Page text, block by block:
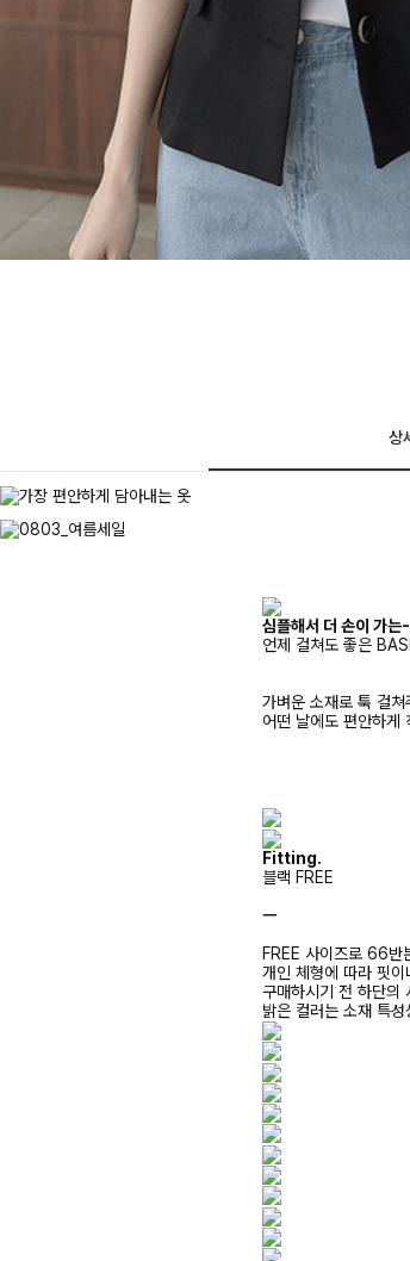
상
심플해서 더 손이 가는-
언제 걸쳐도 좋은
가벼운 소재로 툭 걸
어떤 날에도 편안하게
Fitting.
블랙 FREE
ㅡ
FREE 사이즈로 66반
개인 체형에 따라 핏이
구매하시기 전 하단의
밝은 컬러는 소재 특